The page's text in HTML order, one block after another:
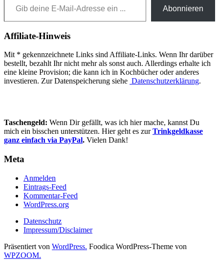
Abonnieren
Affiliate-Hinweis
Mit * gekennzeichnete Links sind Affiliate-Links. Wenn Ihr darüber
bestellt, bezahlt Ihr nicht mehr als sonst auch. Allerdings erhalte ich
eine kleine Provision; die kann ich in Kochbücher oder anderes
investieren. Zur Datenspeicherung siehe Datenschutzerklärung.
Taschengeld: Wenn Dir gefällt, was ich hier mache, kannst Du
mich ein bisschen unterstützen. Hier geht es zurTrinkgeldkasse
ganz einfach via PayPal. Vielen Dank!
Meta
Anmelden
Eintrags-Feed
Kommentar-Feed
WordPress.org
Datenschutz
Impressum/Disclaimer
Präsentiert von WordPress. Foodica WordPress-Theme von
WPZOOM.